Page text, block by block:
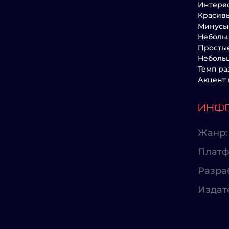
Минусы
Темп
Акцент
Жанр: